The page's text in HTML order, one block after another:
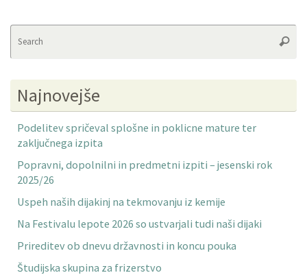
Najnovejše
Podelitev spričeval splošne in poklicne mature ter
zaključnega izpita
Popravni, dopolnilni in predmetni izpiti – jesenski rok
2025/26
Uspeh naših dijakinj na tekmovanju iz kemije
Na Festivalu lepote 2026 so ustvarjali tudi naši dijaki
Prireditev ob dnevu državnosti in koncu pouka
Študijska skupina za frizerstvo